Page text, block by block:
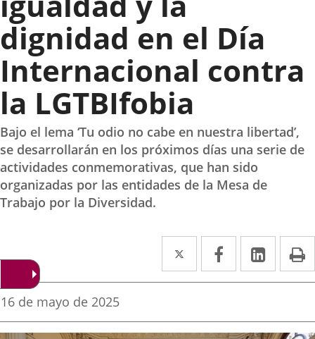
dignidad en el Día
Internacional contra
la LGTBIfobia
Bajo el lema ‘Tu odio no cabe en nuestra libertad’,
se desarrollarán en los próximos días una serie de
actividades conmemorativas, que han sido
organizadas por las entidades de la Mesa de
Trabajo por la Diversidad.
Twitter
Enlace
a
aplicación
Facebook
Enlace
a
aplicación
Enlace
a
Fecha
la
16 de mayo de 2025